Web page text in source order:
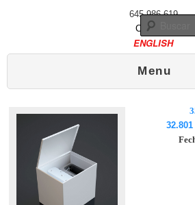
645 986 619
Contacto
ENGLISH
Menu
32.801